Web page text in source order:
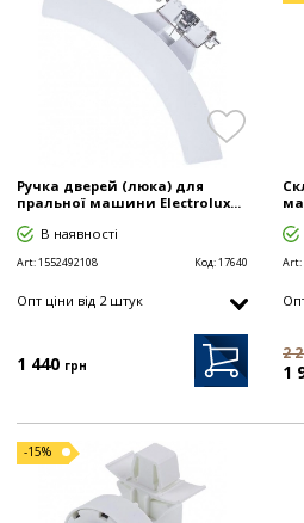
Ручка дверей (люка) для
пральної машини Electrolux...
В наявності
Art:1552492108 Код:17640
Опт цiни від 2 штук
1 440 грн
Art:
2
1
-15%